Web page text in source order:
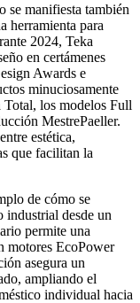
se manifiesta también
herramienta para
2024, Teka
en certámenes
Awards e
minuciosamente
Total, los modelos Full
MestrePaeller.
estética,
que facilitan la
de cómo se
industrial desde un
permite una
motores EcoPower
asegura un
ampliando el
individual hacia